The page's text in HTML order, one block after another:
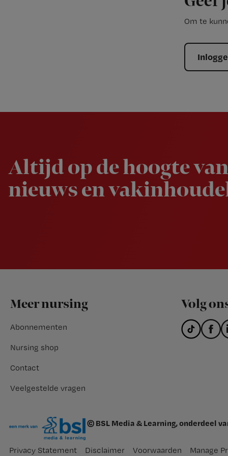
Om te
Altijd op de hoogte
nieuws en
Footer
Meer nursing
Abonnementen
Nursing shop
Contact
Veelgestelde vragen
Volg
© BSL Media & Learning, onderdeel
Privacy Statement Disclaimer Voorwaarden Manage